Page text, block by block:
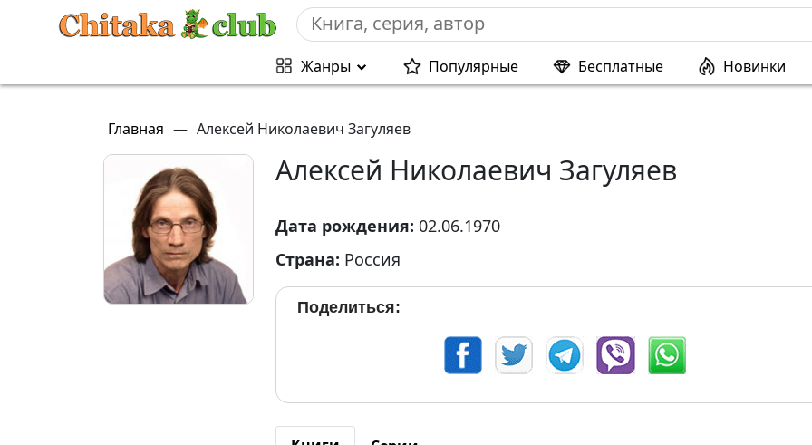
Жанры Популярные Бесплатные Новинки
Главная — Алексей Николаевич Загуляев
Алексей Николаевич Загуляев
Дата рождения: 02.06.1970
Страна: Россия
Поделиться: